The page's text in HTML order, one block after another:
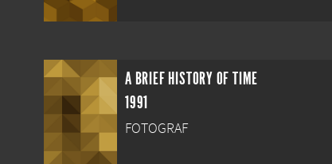
A BRIEF HISTORY OF TIME
1991
FOTOGRAF